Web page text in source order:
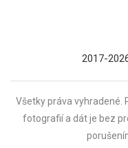
2017-
Všetky práva vyhradené.
fotografií a dát je bez